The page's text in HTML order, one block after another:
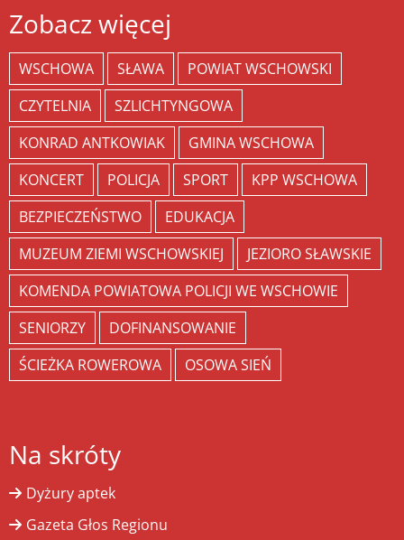
Zobacz więcej
WSCHOWA SŁAWA
POWIAT WSCHOWSKI
CZYTELNIA
SZLICHTYNGOWA
KONRAD ANTKOWIAK
GMINA WSCHOWA
KONCERT
POLICJA SPORT
KPP WSCHOWA
BEZPIECZEŃSTWO
EDUKACJA
MUZEUM ZIEMI WSCHOWSKIEJ
JEZIORO SŁAWSKIE
KOMENDA POWIATOWA POLICJI WE WSCHOWIE
SENIORZY
DOFINANSOWANIE
ŚCIEŻKA ROWEROWA
OSOWA SIEŃ
Na skróty
Dyżury aptek
Gazeta Głos Regionu